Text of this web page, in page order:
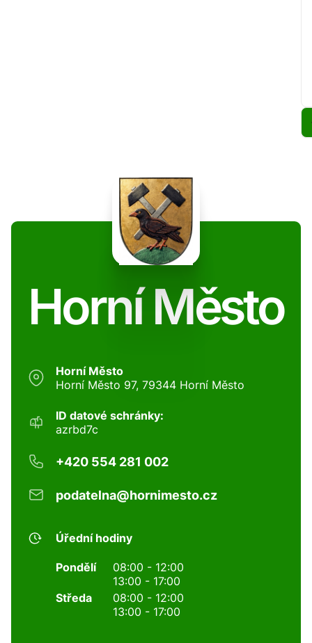
Horní Město
Horní Město
Horní Město 97, 79344 Horní Město
ID datové schránky:
azrbd7c
+420 554 281 002
podatelna@hornimesto.cz
Úřední hodiny
Pondělí
08:00 - 12:00
13:00 - 17:00
Středa
08:00 - 12:00
13:00 - 17:00